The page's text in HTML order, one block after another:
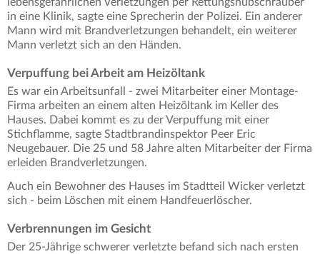
in eine Klinik, sagte eine Sprecherin der Polizei. Ein anderer
Mann wird mit Brandverletzungen behandelt, ein weiterer
Mann verletzt sich an den Händen.
Verpuffung bei Arbeit am Heizöltank
Es war ein Arbeitsunfall - zwei Mitarbeiter einer Montage-
Firma arbeiten an einem alten Heizöltank im Keller des
Hauses. Dabei kommt es zu der Verpuffung mit einer
Stichflamme, sagte Stadtbrandinspektor Peer Eric
Neugebauer. Die 25 und 58 Jahre alten Mitarbeiter der Firma
erleiden Brandverletzungen.
Auch ein Bewohner des Hauses im Stadtteil Wicker verletzt
sich - beim Löschen mit einem Handfeuerlöscher.
Verbrennungen im Gesicht
Der 25-Jährige schwerer verletzte befand sich nach ersten